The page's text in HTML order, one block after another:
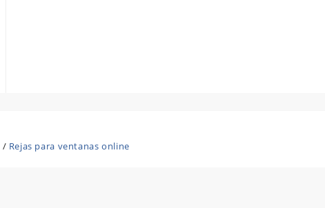
/ Rejas para ventanas online